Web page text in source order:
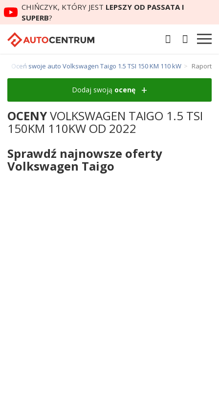
CHIŃCZYK, KTÓRY JEST LEPSZY OD PASSATA I
SUPERB?
Oceń swoje auto Volkswagen Taigo 1.5 TSI 150 KM 110 kW Raport
Dodaj swoją ocenę
OCENYVOLKSWAGEN TAIGO 1.5 TSI
150KM 110KW OD 2022
Sprawdź najnowsze oferty
Volkswagen Taigo